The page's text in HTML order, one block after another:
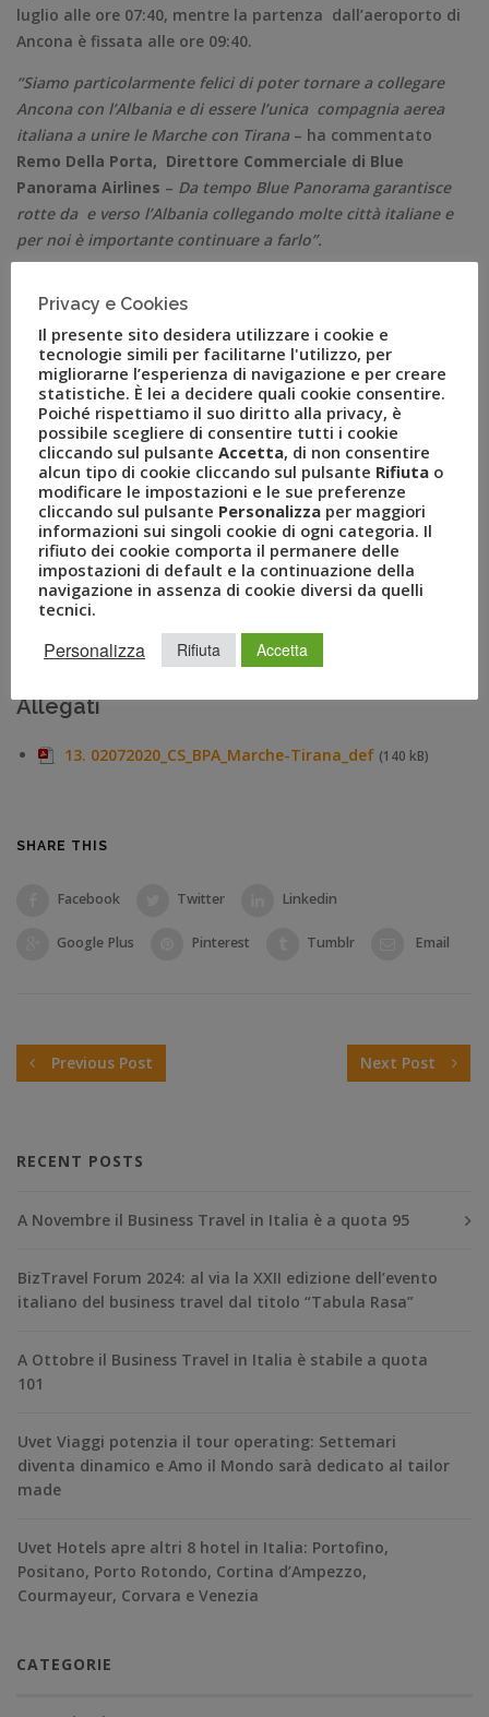
luglio alle ore 07:40, mentre la partenza dall’aeroporto di
Ancona è fissata alle ore 09:40.
“Siamo particolarmente felici di poter tornare a collegare
Ancona con l’Albania e di essere l’unica compagnia aerea
italiana a unire le Marche con Tirana – ha commentato
Remo Della Porta, Direttore Commerciale di Blue
Panorama Airlines – Da tempo Blue Panorama garantisce
rotte da e verso l’Albania collegando molte città italiane e
per noi è importante continuare a farlo”.
Tirana che si va ad aggiungere all’operativo voli
dell’aeroporto delle Marche. Tale collegamento riveste una
grande importanza in quanto soddisfa le esigenze sia del
traffico etnico che del traffico leisure e business”– questo il
commento dell’Ing. Carmine Bassetti Amministratore
Delegato di Aerdorica .
In base alle ultime disposizioni ENAC in materia di bagagli
a mano, Blue Panorama informa che: le cappelliere degli
aerei non possono essere occupate fino ad avviso contrario
e tutti i trolley, indipendentemente dalle dimensioni,
vanno imbarcati in stiva; a bordo sono ammessi bagagli a
mano di dimensioni ridotte (per gli effetti personali, PC,
tablet etc) che andranno posizionati negli spazi sotto le
poltrone di fronte ai piedi del passeggero.
Allegati
13. 02072020_CS_BPA_Marche-Tirana_def (140 kB)
SHARE THIS
Facebook Twitter Linkedin
Google Plus Pinterest Tumblr Email
Previous Post Next Post
RECENT POSTS
A Novembre il Business Travel in Italia è a quota 95
BizTravel Forum 2024: al via la XXII edizione dell’evento
italiano del business travel dal titolo “Tabula Rasa”
A Ottobre il Business Travel in Italia è stabile a quota
101
Uvet Viaggi potenzia il tour operating: Settemari
diventa dinamico e Amo il Mondo sarà dedicato al tailor
made
Uvet Hotels apre altri 8 hotel in Italia: Portofino,
Positano, Porto Rotondo, Cortina d’Ampezzo,
Courmayeur, Corvara e Venezia
CATEGORIE
Privacy e Cookies
Il presente sito desidera utilizzare i cookie e
tecnologie simili per facilitarne l'utilizzo, per
migliorarne l’esperienza di navigazione e per creare
statistiche. È lei a decidere quali cookie consentire.
Poiché rispettiamo il suo diritto alla privacy, è
possibile scegliere di consentire tutti i cookie
cliccando sul pulsante Accetta, di non consentire
alcun tipo di cookie cliccando sul pulsante Rifiuta o
modificare le impostazioni e le sue preferenze
cliccando sul pulsante Personalizza per maggiori
informazioni sui singoli cookie di ogni categoria. Il
rifiuto dei cookie comporta il permanere delle
impostazioni di default e la continuazione della
navigazione in assenza di cookie diversi da quelli
tecnici.
Personalizza Rifiuta Accetta